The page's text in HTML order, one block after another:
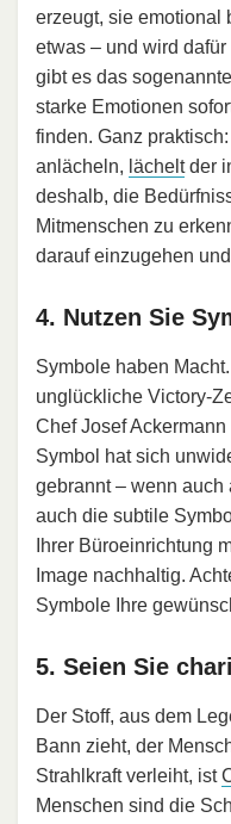
erzeugt, sie emotional
etwas – und wird
gibt es das sogenannte
starke Emotionen
finden. Ganz
anlächeln, lächeltder
deshalb, die
Mitmenschen zu
darauf einzugehen
4. Nutzen Sie
Symbole haben
unglückliche Victory-
Chef Josef
Symbol hat sich
gebrannt – wenn auch
auch die subtile
Ihrer Büroeinrichtung
Image nachhaltig.
Symbole Ihre
5. Seien Sie
Der Stoff, aus dem
Bann zieht, der
Strahlkraft verleiht, ist
Menschen sind die